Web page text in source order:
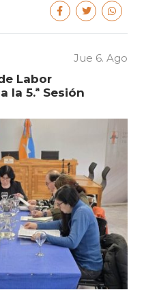
Jue 6. Ago
Labor
la 5.ª Sesión